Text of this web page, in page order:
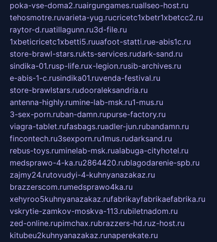
poka-vse-doma2.ruairgungames.ruallseo-host.ru
tehosmotre.ruvarieta-yug.rucricetc1xbetr1xbetcc2.ru
raytor-d.ruatillagunn.ru3d-file.ru
1xbeticricetc1xbetti5.ruuafoot-statti.rue-abis1c.ru
store-brawl-stars.rukts-services.rudark-sand.ru
sindika-01.rusp-life.rux-legion.rusib-archives.ru
e-abis-1-c.rusindika01.ruvenda-festival.ru
store-brawlstars.rudooraleksandria.ru
antenna-highly.rumine-lab-msk.ru1-mus.ru
3-sex-porn.ruban-damn.rupurse-factory.ru
viagra-tablet.rufasbags.ruadler-jun.rubandamn.ru
fincontech.ru3sexporn.ru1mus.rudarksand.ru
rebus-toys.ruminelab-msk.rualabuga-cityhotel.ru
medsprawo-4-ka.ru2864420.rublagodarenie-spb.ru
zajmy24.rutovudyi-4-kuhnyanazakaz.ru
brazzerscom.rumedsprawo4ka.ru
xehyroo5kuhnyanazakaz.rufabrikayfabrikaefabrika.ru
vskrytie-zamkov-moskva-113.rubiletnadom.ru
zed-online.rupimchax.rubrazzers-hd.ruz-host.ru
kitubeu2kuhnyanazakaz.runaperekate.ru